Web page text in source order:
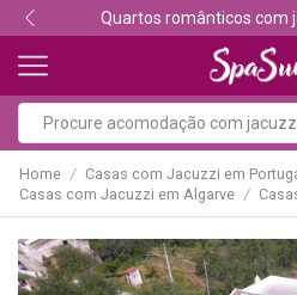
Descubra os melhores
Home / Casas com Jacuzzi em
Casas com Jacuzzi em Algarve /